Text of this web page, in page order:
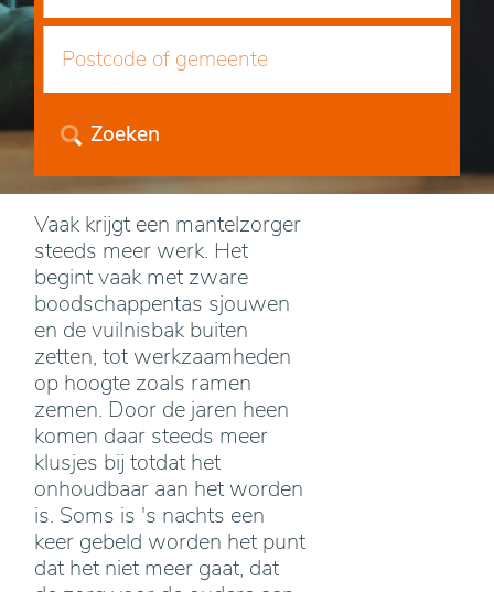
Zoeken
Vaak krijgt een mantelzorger
steeds meer werk. Het
begint vaak met zware
boodschappentas sjouwen
en de vuilnisbak buiten
zetten, tot werkzaamheden
op hoogte zoals ramen
zemen. Door de jaren heen
komen daar steeds meer
klusjes bij totdat het
onhoudbaar aan het worden
is. Soms is 's nachts een
keer gebeld worden het punt
dat het niet meer gaat, dat